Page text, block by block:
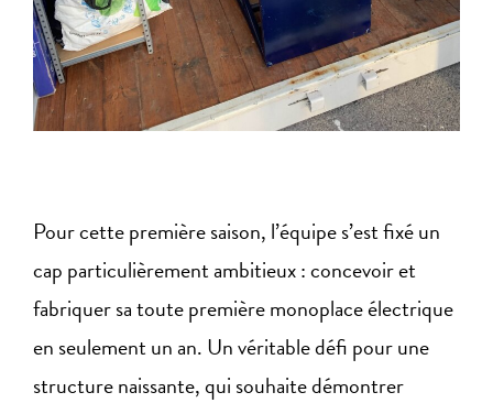
Pour cette première saison, l’équipe s’est fixé un
cap particulièrement ambitieux : concevoir et
fabriquer sa toute première monoplace électrique
en seulement un an. Un véritable défi pour une
structure naissante, qui souhaite démontrer